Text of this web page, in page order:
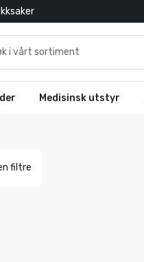
Medisinsk utstyr
filtre